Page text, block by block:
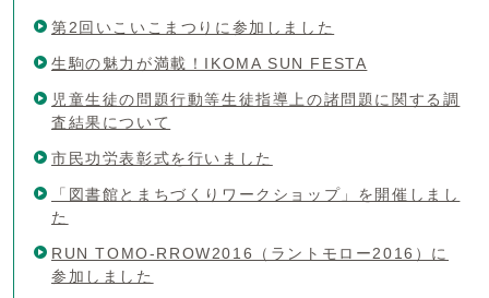
第2回いこいこまつりに参加しました
生駒の魅力が満載！IKOMA SUN FESTA
児童生徒の問題行動等生徒指導上の諸問題に関する調
査結果について
市民功労表彰式を行いました
「図書館とまちづくりワークショップ」を開催しまし
た
RUN TOMO-RROW2016（ラントモロー2016）に
参加しました